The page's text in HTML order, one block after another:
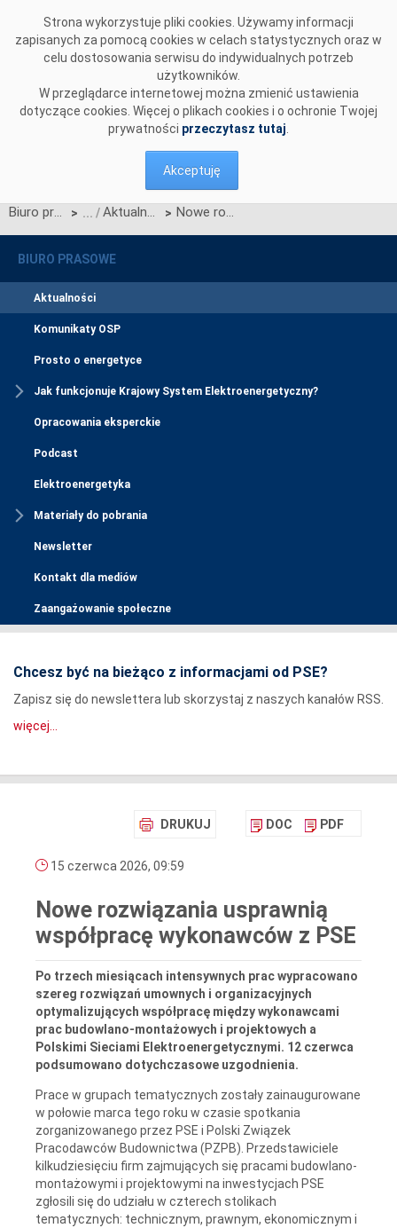
Strona wykorzystuje pliki cookies. Używamy informacji
zapisanych za pomocą cookies w celach statystycznych oraz w
celu dostosowania serwisu do indywidualnych potrzeb
użytkowników.
W przeglądarce internetowej można zmienić ustawienia
dotyczące cookies. Więcej o plikach cookies i o ochronie Twojej
prywatności przeczytasz tutaj
Akceptuję
Biuro prasowe > Aktualności > Nowe rozwiązania usprawnią współpracę wykonawców z PSE
BIURO PRASOWE
Aktualności
Komunikaty OSP
Prosto o energetyce
Jak funkcjonuje Krajowy System Elektroenergetyczny?
Opracowania eksperckie
Podcast
Elektroenergetyka
Materiały do pobrania
Newsletter
Kontakt dla mediów
Zaangażowanie społeczne
Chcesz być na bieżąco z informacjami od PSE?
Zapisz się do newslettera lub skorzystaj z naszych kanałów RSS.
więcej...
DRUKUJ DOC PDF
15 czerwca 2026, 09:59
Nowe rozwiązania usprawnią
współpracę wykonawców z PSE
Po trzech miesiącach intensywnych prac wypracowano
szereg rozwiązań umownych i organizacyjnych
optymalizujących współpracę między wykonawcami
prac budowlano-montażowych i projektowych a
Polskimi Sieciami Elektroenergetycznymi. 12 czerwca
podsumowano dotychczasowe uzgodnienia.
Prace w grupach tematycznych zostały zainaugurowane
w połowie marca tego roku w czasie spotkania
zorganizowanego przez PSE i Polski Związek
Pracodawców Budownictwa (PZPB). Przedstawiciele
kilkudziesięciu firm zajmujących się pracami budowlano-
montażowymi i projektowymi na inwestycjach PSE
zgłosili się do udziału w czterech stolikach
tematycznych: technicznym, prawnym, ekonomicznym i